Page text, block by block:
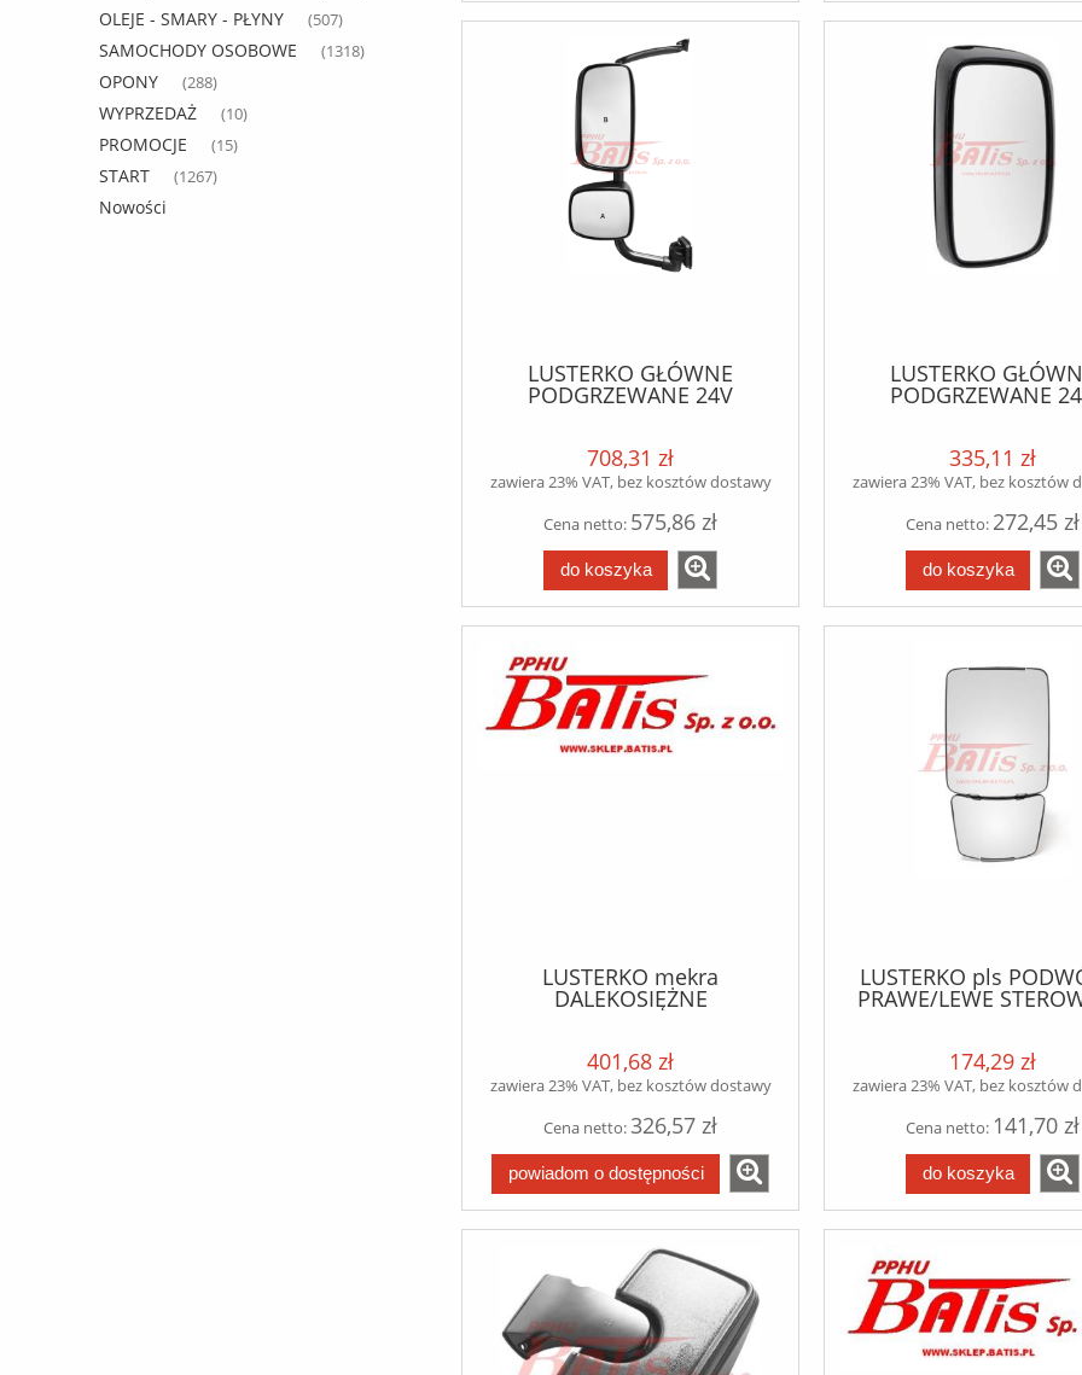
OLEJE - SMARY - PŁYNY (507)
SAMOCHODY OSOBOWE (1318)
OPONY (288)
WYPRZEDAŻ (10)
PROMOCJE (15)
START (1267)
Nowości
LUSTERKO GŁÓWNE
PODGRZEWANE 24V
STEROWANE ELEKTRYCZNIE
708,31 zł
zawiera 23% VAT, bez kosztów dostawy
Cena netto: 575,86 zł
do koszyka
LUSTERKO
PODGRZEWANE
ELEKTRYCZNIE
1689348 1689348
335,11 zł
zawiera 23% VAT, bez kosztów
Cena netto: 272,45 zł
do koszyka
LUSTERKO mekra
DALEKOSIĘŻNE
PODGRZEWANE 24V R300
MAN TGL/TGM/TGA
STEROWANE RĘCZNIE
401,68 zł
zawiera 23% VAT, bez kosztów dostawy
Cena netto:326,57 zł
powiadom o dostępności
LUSTERKO pls
PRAWE/LEWE
174,29 zł
zawiera 23% VAT, bez kosztów
Cena netto: 141,70 zł
do koszyka